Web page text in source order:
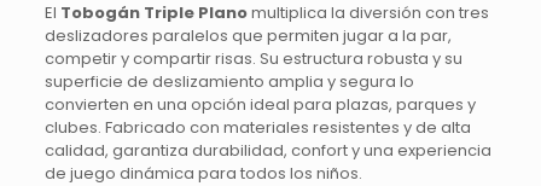
El Tobogán Triple Planomultiplica la diversión con tres
deslizadores paralelos que permiten jugar a la par,
competir y compartir risas. Su estructura robusta y su
superficie de deslizamiento amplia y segura lo
convierten en una opción ideal para plazas, parques y
clubes. Fabricado con materiales resistentes y de alta
calidad, garantiza durabilidad, confort y una experiencia
de juego dinámica para todos los niños.